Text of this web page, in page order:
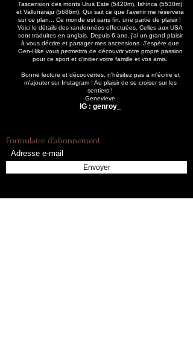
l'ascension des monts Urus Este (5420m), Ishinca (5530m)
et Vallunaraju (5686m). Qui sait ce que l'avenir me réservera
sur ce plan... Ce monde est sans fin, une partie de plaisir !
Voici le détails des randonnées effectuées. Celles aux USA
sont traduites en anglais. Depuis 6 ans, j'ai un grand plaisir
à vous décrire et partager mes ascensions. J’espère que
Gen-Hike vous permettra de découvrir votre propre passion
pour ce sport et d’initier votre famille et vos amis.
Bonne lecture et découvertes, n'hésitez pas a m'écrire et
m'ajouter sur Instagram ! Au plaisir de se croiser sur les
sentiers !
Genevieve
IG : genroy_
Formulaire d'abonnement
Envoyer